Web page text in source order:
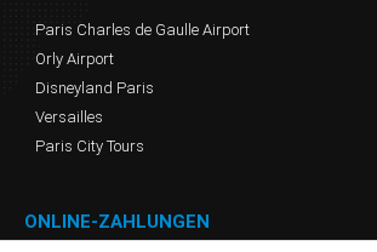
Paris Charles de Gaulle Airport
Orly Airport
Disneyland Paris
Versailles
Paris City Tours
ONLINE-ZAHLUNGEN